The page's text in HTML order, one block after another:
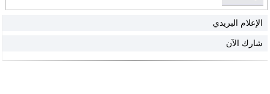
الإعلام البريدي
شارك الآن